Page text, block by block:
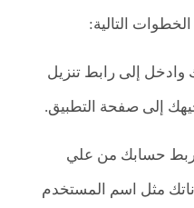
التالية:
إلى رابط تنزيل
إلى صفحة التطبيق.
ربط حسابك من علي
مثل اسم المستخدم